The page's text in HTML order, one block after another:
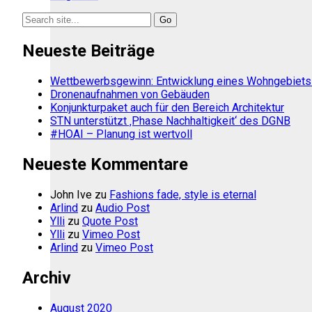
Search
Neueste Beiträge
Wettbewerbsgewinn: Entwicklung eines
Dronenaufnahmen von Gebäuden
Konjunkturpaket auch für den Bereich Architektur
STN unterstützt ‚Phase Nachhaltigkeit‘ des DGNB
#HOAI – Planung ist wertvoll
Neueste Kommentare
John Ive zu Fashions fade, style is eternal
Arlind zu Audio Post
Ylli zu Quote Post
Ylli zu Vimeo Post
Arlind zu Vimeo Post
Archiv
August 2020